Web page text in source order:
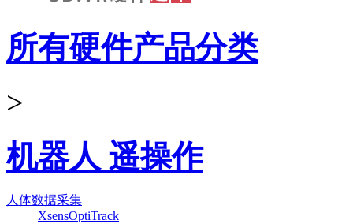
所有硬件产品分类
>
机器人 遥操作
人体数据采集
XsensOptiTrack